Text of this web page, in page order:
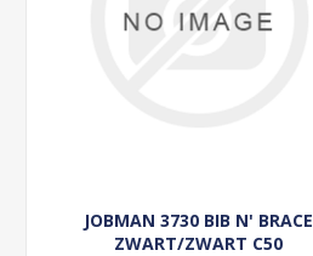
JOBMAN 3730 BIB N' BRACE
ZWART/ZWART C50